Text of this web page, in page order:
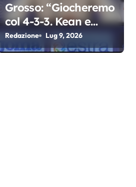
Grosso: “Giocheremo
col 4-3-3. Kean e
Fagioli fondamentali.
Atta grande colpo”
Redazione Lug 9, 2026